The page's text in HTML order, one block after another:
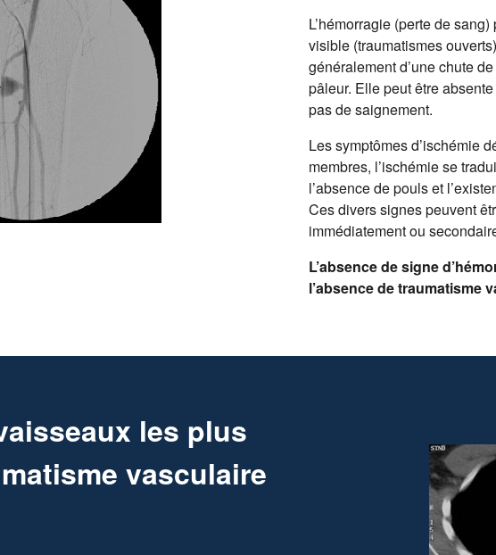
L’hémorragie (perte de
visible (traumatismes
généralement d’une chute
pâleur. Elle peut être
pas de saignement.
Les symptômes d’ischémie
membres, l’ischémie se
l’absence de pouls et
Ces divers signes peuvent
immédiatement ou
L’absence de signe
l’absence de traumatisme
les plus
vasculaire